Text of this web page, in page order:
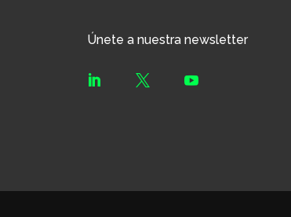
Únete a nuestra newsletter
  